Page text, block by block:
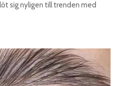
sig nyligen till trenden med